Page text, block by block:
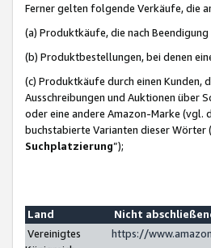
Ferner gelten folgende Verkäufe, die
(a) Produktkäufe, die nach Beendigung
(b) Produktbestellungen, bei denen
(c) Produktkäufe durch einen Kunden,
Ausschreibungen und Auktionen über
oder eine andere Amazon-Marke (vgl.
buchstabierte Varianten dieser Wörter
Suchplatzierung”);
Land
Nicht
Vereinigtes
https://